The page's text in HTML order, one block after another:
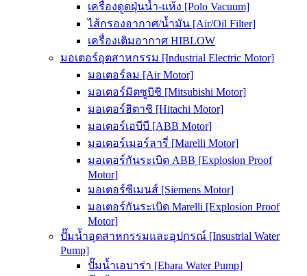
เครื่องดูดฝุ่นน้ำ-แห้ง [Polo Vacuum]
ไส้กรองอากาศ/น้ำมัน [Air/Oil Filter]
เครื่องเติมอากาศ HIBLOW
มอเตอร์อุตสาหกรรม [Industrial Electric Motor]
มอเตอร์ลม [Air Motor]
มอเตอร์มิตซูบิชิ [Mitsubishi Motor]
มอเตอร์ฮิตาชิ [Hitachi Motor]
มอเตอร์เอบีบี [ABB Motor]
มอเตอร์เมอร์ลารี่ [Marelli Motor]
มอเตอร์กันระเบิด ABB [Explosion Proof
Motor]
มอเตอร์ซีเมนส์ [Siemens Motor]
มอเตอร์กันระเบิด Marelli [Explosion Proof
Motor]
ปั๊มน้ำอุตสาหกรรมและอุปกรณ์ [Insustrial Water
Pump]
ปั๊มน้ำเอบาร่า [Ebara Water Pump]